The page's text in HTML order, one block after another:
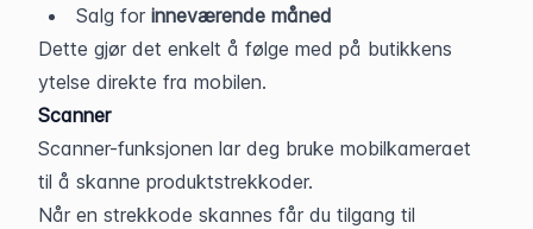
Salg for inneværende måned
Dette gjør det enkelt å følge med på butikkens
ytelse direkte fra mobilen.
Scanner
Scanner-funksjonen lar deg bruke mobilkameraet
til å skanne produktstrekkoder.
Når en strekkode skannes får du tilgang til